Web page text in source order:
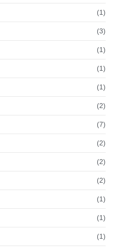
(1)
(3)
(1)
(1)
(1)
(2)
(7)
(2)
(2)
(2)
(1)
(1)
(1)